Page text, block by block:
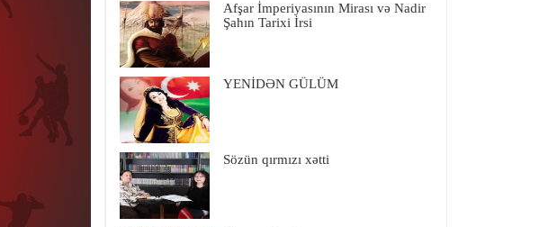
Afşar İmperiyasının Mirası və Nadir
Şahın Tarixi İrsi
YENİDƏN GÜLÜM
Sözün qırmızı xətti